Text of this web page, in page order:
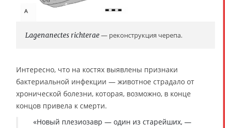
Lagenanectes richterae— реконструкция черепа.
Интересно, что на костях выявлены признаки
бактериальной инфекции — животное страдало от
хронической болезни, которая, возможно, в конце
концов привела к смерти.
«Новый плезиозавр — один из старейших, —